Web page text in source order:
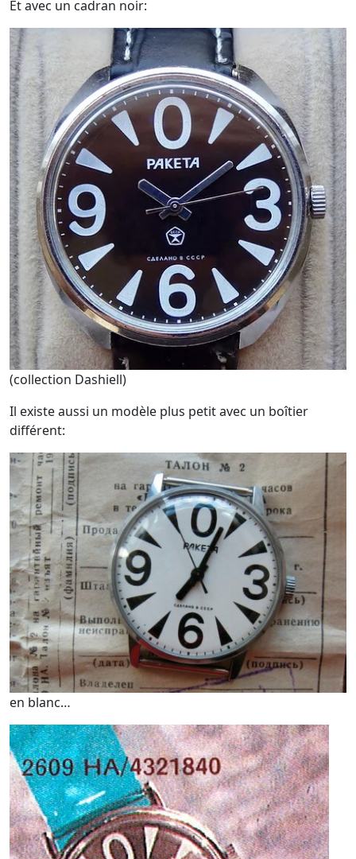
Et avec un cadran noir:
(collection Dashiell)
Il existe aussi un modèle plus petit avec un boîtier
différent:
en blanc…